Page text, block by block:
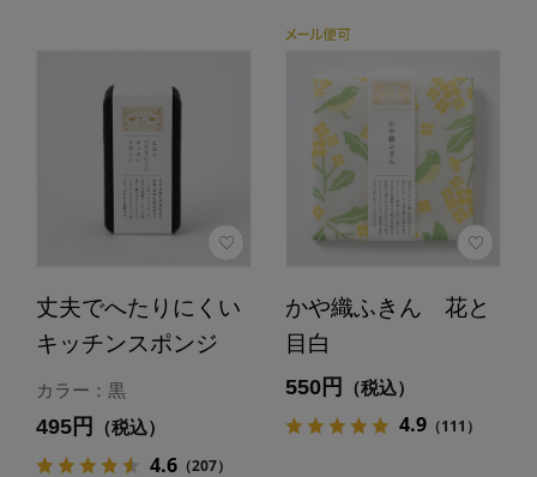
丈夫でへたりにくい
キッチンスポンジ
カラー：黒
495円 （税込）
4.6（207）
かや織ふきん 花と
目白
550円 （税込）
4.9（111）